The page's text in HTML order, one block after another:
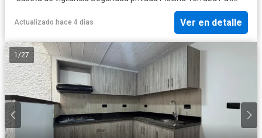
Actualizado hace 4 días Ver en detalle
1 /27